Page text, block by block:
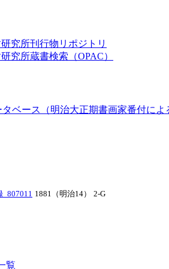
究所刊行物リポジトリ
究所蔵書検索（OPAC）
ベース（明治大正期書画家番付によ
_807011 1881（明治14） 2-G
覧